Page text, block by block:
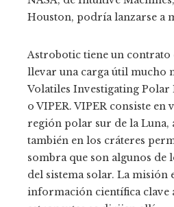
Houston, podría lanzarse a
Astrobotic tiene un contrato
llevar una carga útil mucho
Volatiles Investigating
o VIPER. VIPER consiste
región polar sur de la Luna,
también en los cráteres
sombra que son algunos de
del sistema solar. La misión
información científica clave